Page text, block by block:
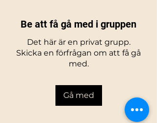
Be att få gå med i gruppen
Det här är en privat grupp.
Skicka en förfrågan om att få gå
med.
Gå med